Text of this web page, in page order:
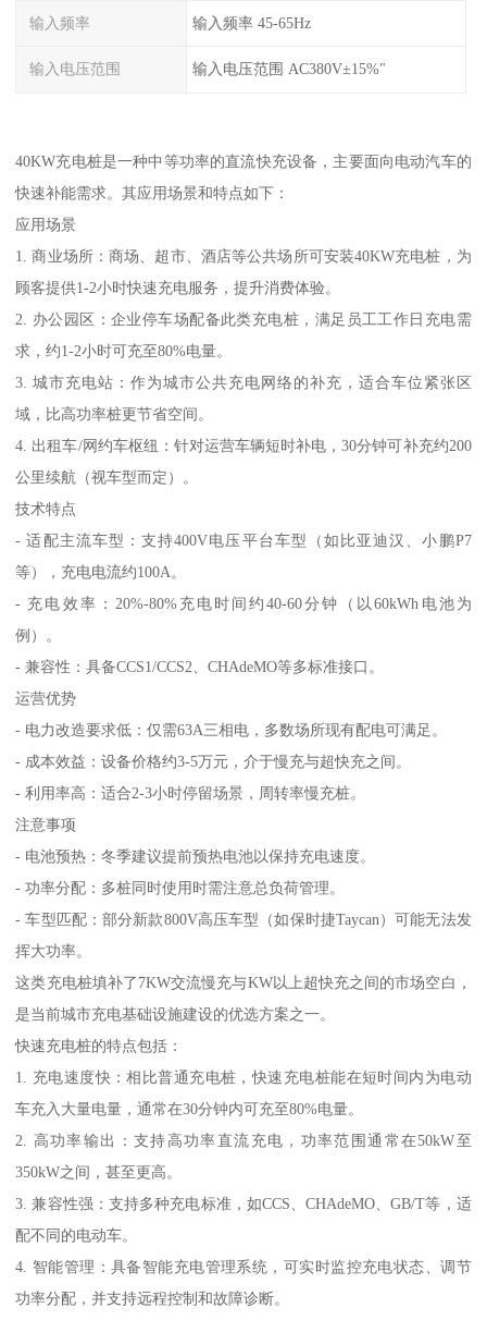
输入频率 输入频率 45-65Hz
输入电压范围 输入电压范围 AC380V±15%"
40KW充电桩是一种中等功率的直流快充设备，主要面向电动汽车的
快速补能需求。其应用场景和特点如下：
应用场景
1. 商业场所：商场、超市、酒店等公共场所可安装40KW充电桩，为
顾客提供1-2小时快速充电服务，提升消费体验。
2. 办公园区：企业停车场配备此类充电桩，满足员工工作日充电需
求，约1-2小时可充至80%电量。
3. 城市充电站：作为城市公共充电网络的补充，适合车位紧张区
域，比高功率桩更节省空间。
4. 出租车/网约车枢纽：针对运营车辆短时补电，30分钟可补充约200
公里续航（视车型而定）。
技术特点
- 适配主流车型：支持400V电压平台车型（如比亚迪汉、小鹏P7
等），充电电流约100A。
- 充电效率：20%-80%充电时间约40-60分钟（以60kWh电池为
例）。
- 兼容性：具备CCS1/CCS2、CHAdeMO等多标准接口。
运营优势
- 电力改造要求低：仅需63A三相电，多数场所现有配电可满足。
- 成本效益：设备价格约3-5万元，介于慢充与超快充之间。
- 利用率高：适合2-3小时停留场景，周转率慢充桩。
注意事项
- 电池预热：冬季建议提前预热电池以保持充电速度。
- 功率分配：多桩同时使用时需注意总负荷管理。
- 车型匹配：部分新款800V高压车型（如保时捷Taycan）可能无法发
挥大功率。
这类充电桩填补了7KW交流慢充与KW以上超快充之间的市场空白，
是当前城市充电基础设施建设的优选方案之一。
快速充电桩的特点包括：
1. 充电速度快：相比普通充电桩，快速充电桩能在短时间内为电动
车充入大量电量，通常在30分钟内可充至80%电量。
2. 高功率输出：支持高功率直流充电，功率范围通常在50kW至
350kW之间，甚至更高。
3. 兼容性强：支持多种充电标准，如CCS、CHAdeMO、GB/T等，适
配不同的电动车。
4. 智能管理：具备智能充电管理系统，可实时监控充电状态、调节
功率分配，并支持远程控制和故障诊断。